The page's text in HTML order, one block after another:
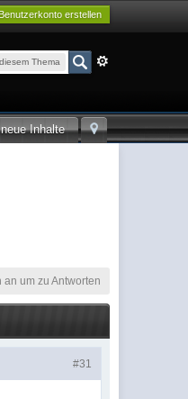
Benutzerkonto erstellen
Thema
Inhalte
an um zu Antworten
#31